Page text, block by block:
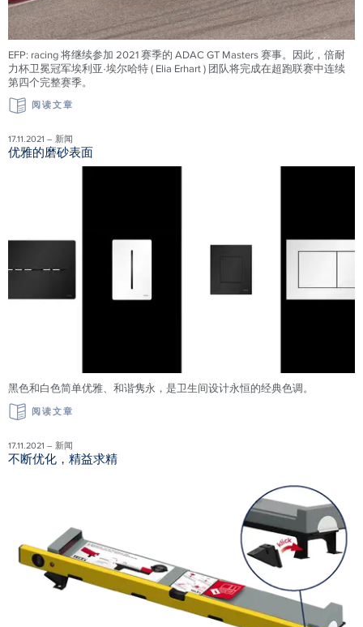
EFP: racing 将继续参加 2021 赛季的 ADAC GT Masters 赛事。因此，倍耐
力杯卫冕冠军埃利亚·埃尔哈特 ( Elia Erhart ) 团队将完成在超跑联赛中连续
第四个完整赛季。
阅读文章
17.11.2021 – 新闻
优雅的磨砂表面
黑色和白色简单优雅、和谐隽永，是卫生间设计永恒的经典色调。
阅读文章
17.11.2021 – 新闻
不断优化，精益求精